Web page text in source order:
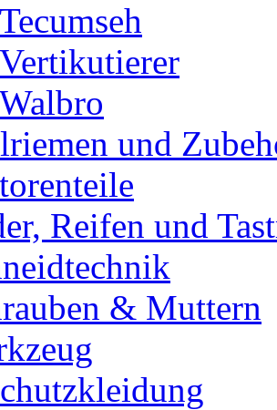
und
Reifen und
& Muttern